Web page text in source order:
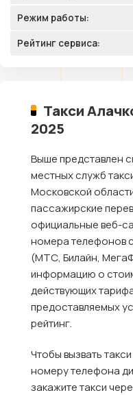
Режим работы:
Рейтинг сервиса:
Такси
2025
Выше представлен
местных служб
Московской
пассажирские
официальные веб-
номера телефонов
(МТС, Билайн,
информацию о
действующих
предоставляемых
рейтинг.
Чтобы вызвать
номеру телефона
закажите такси